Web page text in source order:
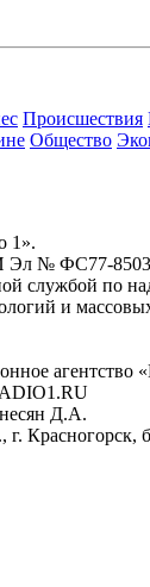
Происшествия
Общество
1».
Эл № ФС77-
службой по
и
агентство
Д.А.
г. Красногорск,